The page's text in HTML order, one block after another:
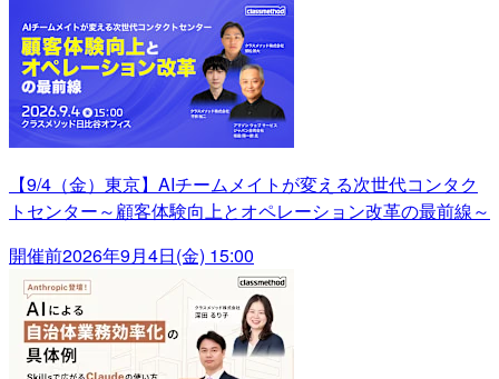
【9/4（金）東京】AIチームメイトが変える次世代コンタク
トセンター～顧客体験向上とオペレーション改革の最前線～
開催前2026年9月4日(金) 15:00